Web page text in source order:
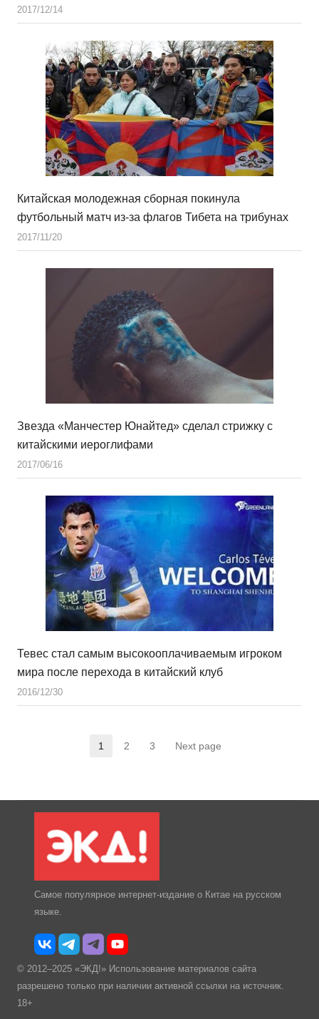
2017/12/14
Китайская молодежная сборная покинула
футбольный матч из-за флагов Тибета на трибунах
2017/11/20
Звезда «Манчестер Юнайтед» сделал стрижку с
китайскими иероглифами
2017/06/16
Тевес стал самым высокооплачиваемым игроком
мира после перехода в китайский клуб
2016/12/30
Страница
1 Страница
2 Страница
3 Next page
Самое популярное интернет-издание о Китае на русском
языке.
© 2012–2025 «ЭКД!» Использование материалов сайта
разрешено только при наличии активной ссылки на источник.
18+